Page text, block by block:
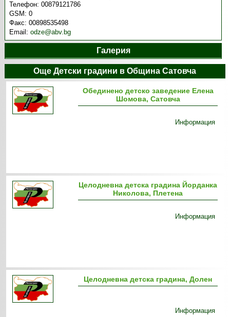
Телефон:00879121786
GSM:0
Факс:00898535498
Email:odze@abv.bg
Галерия
Още Детски градини в Община Сатовча
Обединено детско заведение Елена
Шомова, Сатовча
Информация
Целодневна детска градина Йорданка
Николова, Плетена
Информация
Целодневна детска градина, Долен
Информация